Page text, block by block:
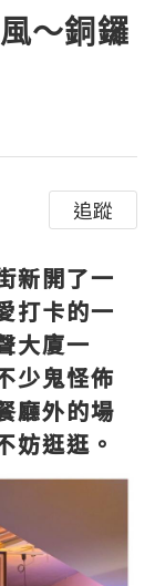
～銅鑼
追蹤
新開了一
打卡的一
大廈一
少鬼怪佈
廳外的場
妨逛逛。